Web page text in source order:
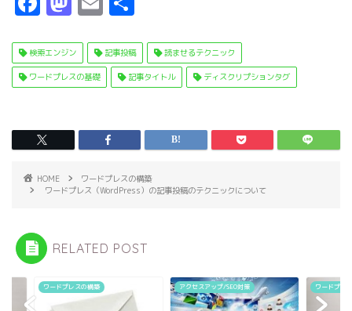
c
e
o
o
k
s
t
d
o
n
ai
l
検索エンジン 記事投稿 読ませるテクニック
ワードプレスの基礎 記事タイトル ディスクリプションタグ
HOME
ワードプレスの構築
ワードプレス（WordPress）の記事投稿のテクニックについて
RELATED POST
プレスの構築 アクセスアップ/SEO対策 ワードプレスの構築